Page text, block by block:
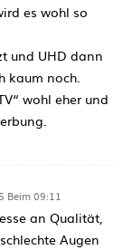
es wohl so
und UHD dann
kaum noch.
wohl eher und
Beim 09:11
an Qualität,
Augen